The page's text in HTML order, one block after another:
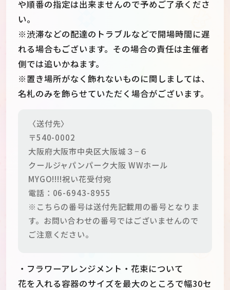
や順番の指定は出来ませんので予めご了承くださ
い。
※渋滞などの配達のトラブルなどで開場時間に遅
れる場合もございます。その場合の責任は主催者
側では追いかねます。
※置き場所がなく飾れないものに関しましては、
名札のみを飾らせていただく場合がございます。
〈送付先〉
〒540-0002
大阪府大阪市中央区大阪城３−６
クールジャパンパーク大阪 WWホール
MYGO!!!!祝い花受付宛
電話：06-6943-8955
※こちらの番号は送付先記載用の番号となりま
す。お問い合わせの番号ではございませんので
ご注意ください。
・フラワーアレンジメント・花束について
花を入れる容器のサイズを最大のところで幅30セ